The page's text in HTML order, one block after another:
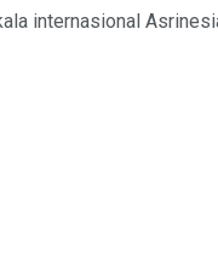
internasional